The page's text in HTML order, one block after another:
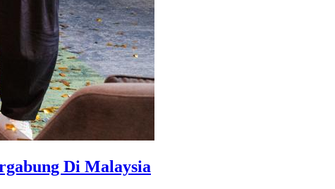
Di Malaysia